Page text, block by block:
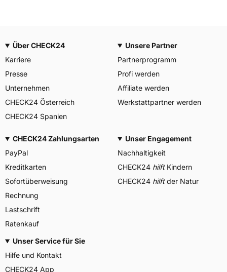
Über CHECK24
Karriere
Presse
Unternehmen
CHECK24 Österreich
CHECK24 Spanien
Unsere Partner
Partnerprogramm
Profi werden
Affiliate werden
Werkstattpartner werden
CHECK24 Zahlungsarten
PayPal
Kreditkarten
Sofortüberweisung
Rechnung
Lastschrift
Ratenkauf
Unser Engagement
Nachhaltigkeit
CHECK24 hilftKindern
CHECK24 hilftder Natur
Unser Service für Sie
Hilfe und Kontakt
CHECK24 App